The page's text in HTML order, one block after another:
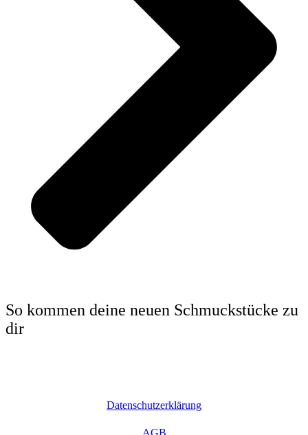
So kommen deine neuen Schmuckstücke zu
dir
Datenschutzerklärung
AGB